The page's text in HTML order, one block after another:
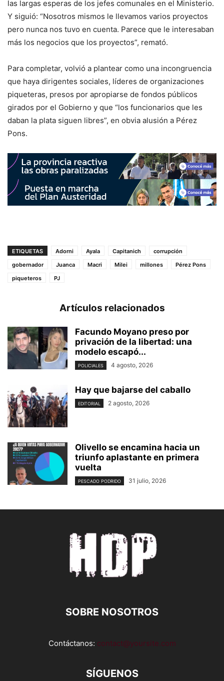
las largas esperas de los jefes comunales en el Ministerio.
Y siguió: “Nosotros mismos le llevamos varios proyectos
pero nunca nos tuvo en cuenta. Parece que le interesaban
más los negocios que los proyectos”, remató.
Para completar, volvió a plantear como una incongruencia
que haya dirigentes sociales, líderes de organizaciones
piqueteras, presos por apropiarse de fondos públicos
girados por el Gobierno y que “los funcionarios que les
daban la plata siguen libres”, en obvia alusión a Pérez
Pons.
ETIQUETAS Adorni Ayala Capitanich
corrupción
gobernador
Juanca Macri Milei millones
Pérez Pons
piqueteros
PJ
Artículos relacionados
Facundo Moyano preso por
privación de la libertad: una
modelo escapó...
POLICIALES 4 agosto, 2026
Hay que bajarse del caballo
EDITORIAL 2 agosto, 2026
Olivello se encamina hacia un
triunfo aplastante en primera
vuelta
PESCADO PODRIDO 31 julio, 2026
SOBRE NOSOTROS
Contáctanos: contact@yoursite.com
SÍGUENOS